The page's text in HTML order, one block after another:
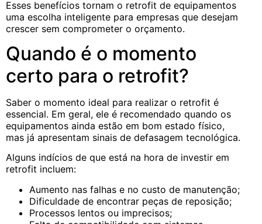
Esses benefícios tornam o retrofit de equipamentos
uma escolha inteligente para empresas que desejam
crescer sem comprometer o orçamento.
Quando é o momento
certo para o retrofit?
Saber o momento ideal para realizar o retrofit é
essencial. Em geral, ele é recomendado quando os
equipamentos ainda estão em bom estado físico,
mas já apresentam sinais de defasagem tecnológica.
Alguns indícios de que está na hora de investir em
retrofit incluem:
Aumento nas falhas e no custo de manutenção;
Dificuldade de encontrar peças de reposição;
Processos lentos ou imprecisos;